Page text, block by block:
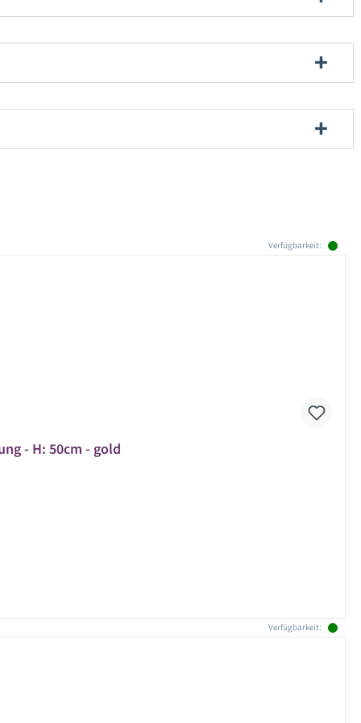
Verfügbarkeit:
- H: 50cm - gold
Verfügbarkeit: